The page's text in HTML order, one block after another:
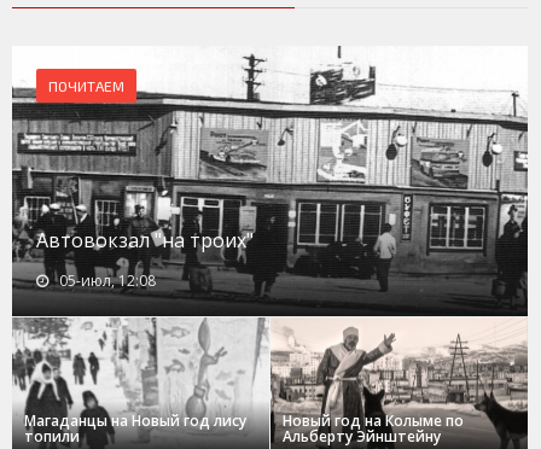
ПОЧИТАЕМ
Автовокзал "на троих"
05-июл, 12:08
Магаданцы на Новый год лису
топили
Новый год на Колыме по
Альберту Эйнштейну